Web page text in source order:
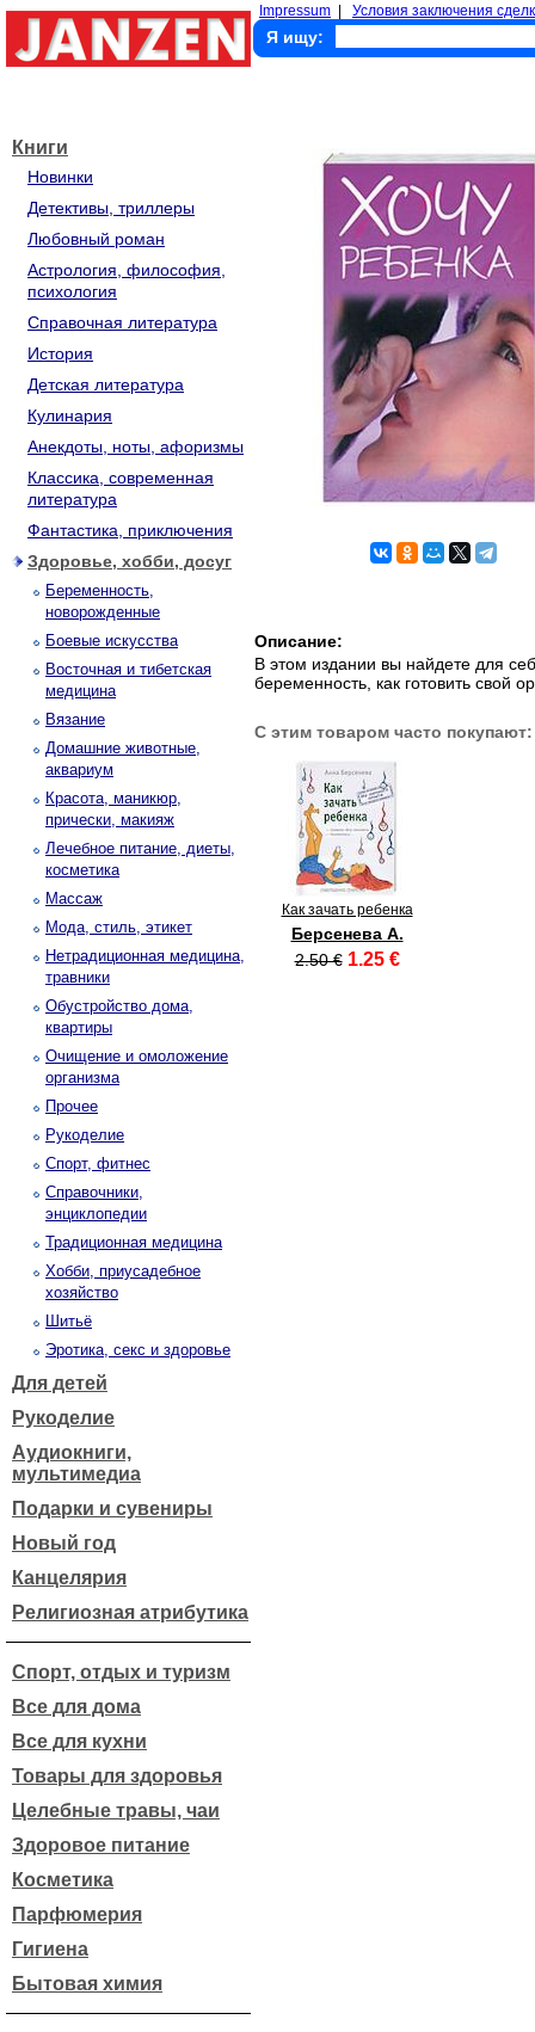
Impressum Условия заключения
Я ищу:
Книги
Новинки
Детективы, триллеры
Любовный роман
Астрология, философия,
психология
Справочная литература
История
Детская литература
Кулинария
Анекдоты, ноты, афоризмы
Классика, современная
литература
Фантастика, приключения
Здоровье, хобби, досуг
Беременность,
новорожденные
Боевые искусства
Восточная и тибетская
медицина
Вязание
Домашние животные,
аквариум
Красота, маникюр,
прически, макияж
Лечебное питание, диеты,
косметика
Массаж
Мода, стиль, этикет
Нетрадиционная медицина,
травники
Обустройство дома,
квартиры
Очищение и омоложение
организма
Прочее
Рукоделие
Спорт, фитнес
Справочники,
энциклопедии
Традиционная медицина
Хобби, приусадебное
хозяйство
Шитьё
Эротика, секс и здоровье
Для детей
Рукоделие
Аудиокниги,
мультимедиа
Подарки и сувениры
Новый год
Канцелярия
Религиозная атрибутика
Спорт, отдых и туризм
Все для дома
Все для кухни
Товары для здоровья
Целебные травы, чаи
Здоровое питание
Косметика
Парфюмерия
Гигиена
Бытовая химия
Описание:
В этом издании вы найдете для
беременность, как готовить свой
С этим товаром часто покупают:
Как зачать ребенка
Берсенева А.
2.50 € 1.25 €